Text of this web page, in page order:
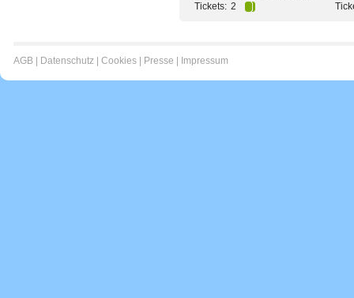
Tickets: 2
AGB Datenschutz Cookies Presse Impressum